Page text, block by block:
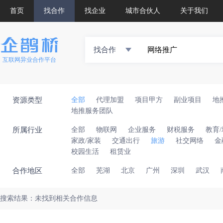
首页 找合作 找企业 城市合伙人 关于我们
互联网异业合作平台
找合作
资源类型 全部 代理加盟 项目甲方 副业项目
地
地推服务团队
所属行业 全部 物联网 企业服务 财税服务
教育/
家政/家装
交通出行 旅游 社交网络
金
校园生活
租赁业
合作地区 全部 芜湖 北京 广州 深圳 武汉
搜索结果：未找到相关合作信息